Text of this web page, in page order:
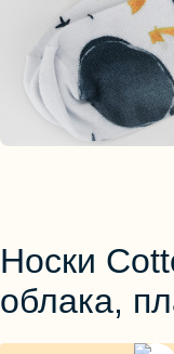
Блузы, толстовки
Пуловеры
Костюмы
Платья
Юбки
Брюки, шорты
Носки
облака,